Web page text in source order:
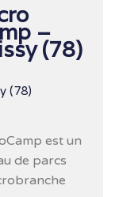
–
(78)
(78)
est un
de parcs